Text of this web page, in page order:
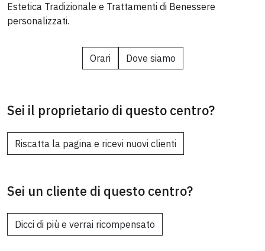
Estetica Tradizionale e Trattamenti di Benessere
personalizzati.
Orari Dove siamo
Sei il proprietario di questo centro?
Riscatta la pagina e ricevi nuovi clienti
Sei un cliente di questo centro?
Dicci di più e verrai ricompensato